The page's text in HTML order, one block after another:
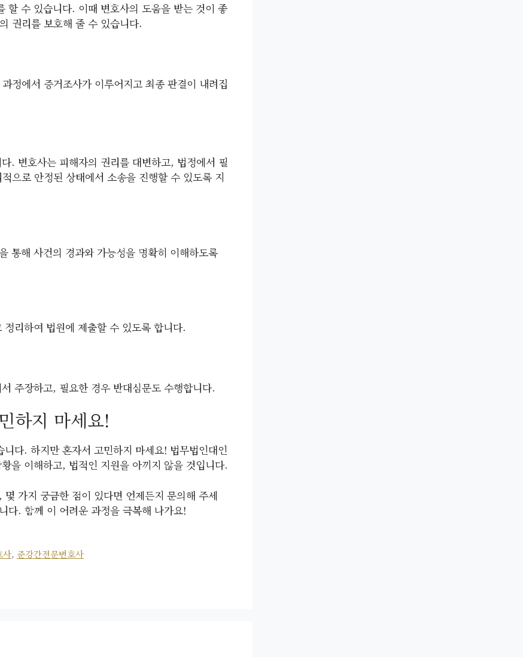
할 수 있습니다. 이때 변호사의 도움을 받는 것이 좋
권리를 보호해 줄 수 있습니다.
정에서 증거조사가 이루어지고 최종 판결이 내려집
. 변호사는 피해자의 권리를 대변하고, 법정에서 필
으로 안정된 상태에서 소송을 진행할 수 있도록 지
통해 사건의 경과와 가능성을 명확히 이해하도록
리하여 법원에 제출할 수 있도록 합니다.
주장하고, 필요한 경우 반대심문도 수행합니다.
하지 마세요!
다. 하지만 혼자서 고민하지 마세요! 법무법인대인
을 이해하고, 법적인 지원을 아끼지 않을 것입니다.
가지 궁금한 점이 있다면 언제든지 문의해 주세
다. 함께 이 어려운 과정을 극복해 나가요!
사, 준강간전문변호사